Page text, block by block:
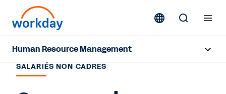
Human Resource Management
Aperçu
SALARIÉS NON CADRES